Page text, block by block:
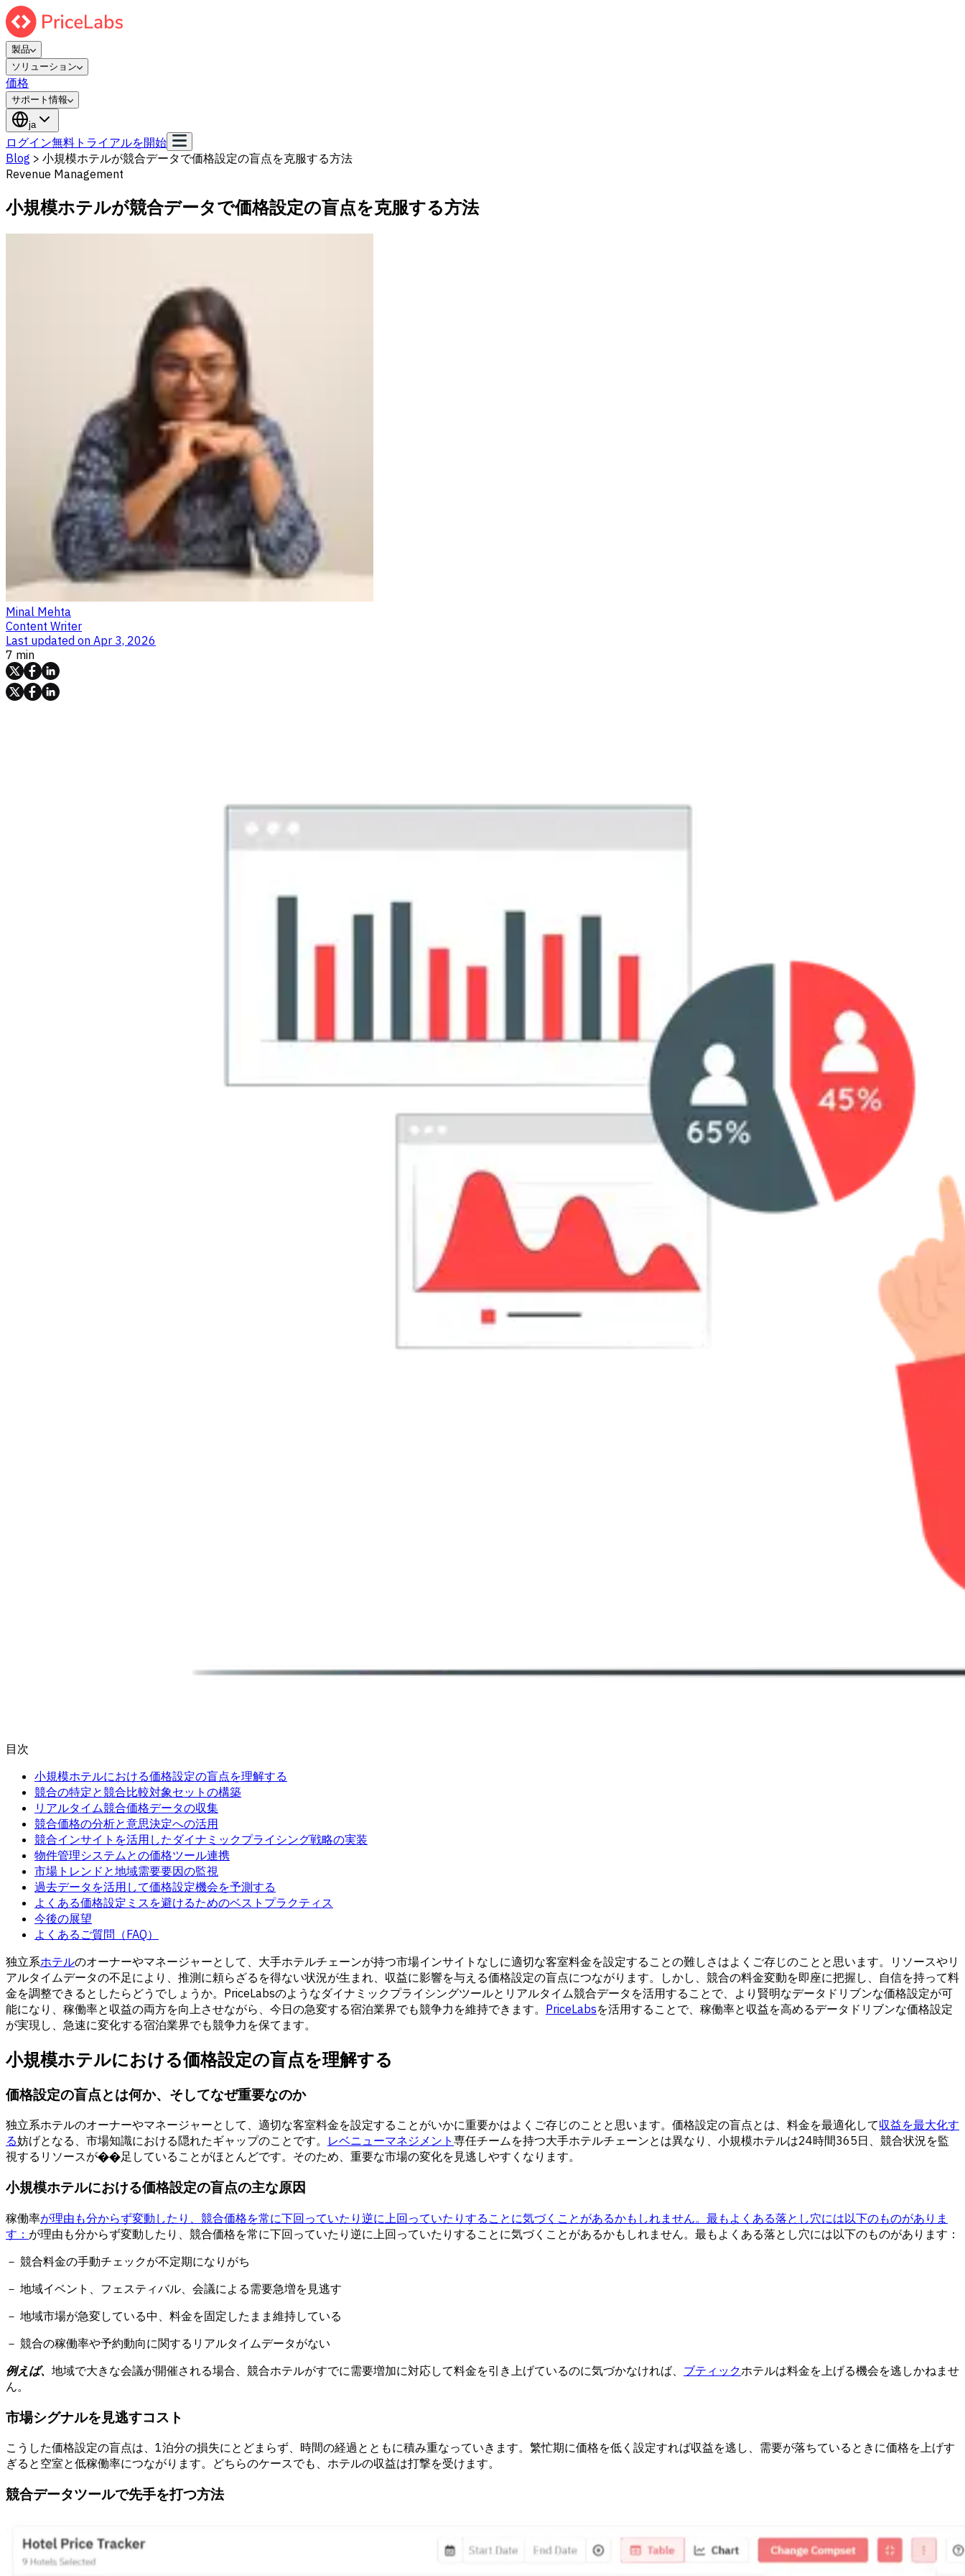
製品
ソリューション
価格
サポート情報
ja
ログイン無料トライアルを開始
Blog > 小規模ホテルが競合データで価格設定の盲点を克服する方法
Revenue Management
小規模ホテルが競合データで価格設定の盲点を克服する方法
Minal Mehta
Content Writer
Last updated on Apr 3, 2026
7 min
目次
小規模ホテルにおける価格設定の盲点を理解する
競合の特定と競合比較対象セットの構築
リアルタイム競合価格データの収集
競合価格の分析と意思決定への活用
競合インサイトを活用したダイナミックプライシング戦略の実装
物件管理システムとの価格ツール連携
市場トレンドと地域需要要因の監視
過去データを活用して価格設定機会を予測する
よくある価格設定ミスを避けるためのベストプラクティス
今後の展望
よくあるご質問（FAQ）
独立系ホテルのオーナーやマネージャーとして、大手ホテルチェーンが持つ市場インサイトなしに適切な客室料金を設定することの難しさはよくご存じのことと思います。リソースやリ
アルタイムデータの不足により、推測に頼らざるを得ない状況が生まれ、収益に影響を与える価格設定の盲点につながります。しかし、競合の料金変動を即座に把握し、自信を持って料
金を調整できるとしたらどうでしょうか。PriceLabsのようなダイナミックプライシングツールとリアルタイム競合データを活用することで、より賢明なデータドリブンな価格設定が可
能になり、稼働率と収益の両方を向上させながら、今日の急変する宿泊業界でも競争力を維持できます。 PriceLabsを活用することで、稼働率と収益を高めるデータドリブンな価格設定
が実現し、急速に変化する宿泊業界でも競争力を保てます。
小規模ホテルにおける価格設定の盲点を理解する
価格設定の盲点とは何か、そしてなぜ重要なのか
独立系ホテルのオーナーやマネージャーとして、適切な客室料金を設定することがいかに重要かはよくご存じのことと思います。価格設定の盲点とは、料金を最適化して収益を最大化す
る妨げとなる、市場知識における隠れたギャップのことです。 レベニューマネジメント 専任チームを持つ大手ホテルチェーンとは異なり、小規模ホテルは24時間365日、競合状況を監
視するリソースが��足していることがほとんどです。そのため、重要な市場の変化を見逃しやすくなります。
小規模ホテルにおける価格設定の盲点の主な原因
稼働率が理由も分からず変動したり、競合価格を常に下回っていたり逆に上回っていたりすることに気づくことがあるかもしれません。最もよくある落とし穴には以下のものがありま
す： が理由も分からず変動したり、競合価格を常に下回っていたり逆に上回っていたりすることに気づくことがあるかもしれません。最もよくある落とし穴には以下のものがあります：
－ 競合料金の手動チェックが不定期になりがち
－ 地域イベント、フェスティバル、会議による需要急増を見逃す
－ 地域市場が急変している中、料金を固定したまま維持している
－ 競合の稼働率や予約動向に関するリアルタイムデータがない
例えば、 地域で大きな会議が開催される場合、競合ホテルがすでに需要増加に対応して料金を引き上げているのに気づかなければ、 ブティックホテルは料金を上げる機会を逃しかねませ
ん。
市場シグナルを見逃すコスト
こうした価格設定の盲点は、1泊分の損失にとどまらず、時間の経過とともに積み重なっていきます。繁忙期に価格を低く設定すれば収益を逃し、需要が落ちているときに価格を上げす
ぎると空室と低稼働率につながります。どちらのケースでも、ホテルの収益は打撃を受けます。
競合データツールで先手を打つ方法